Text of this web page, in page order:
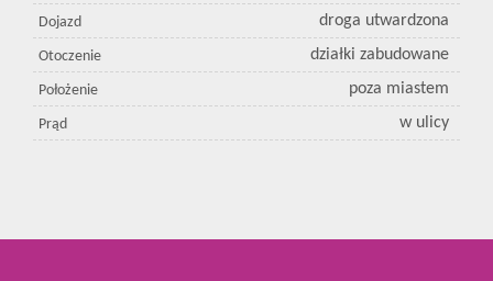
Dojazd droga utwardzona
Otoczenie działki zabudowane
Położenie poza miastem
Prąd w ulicy